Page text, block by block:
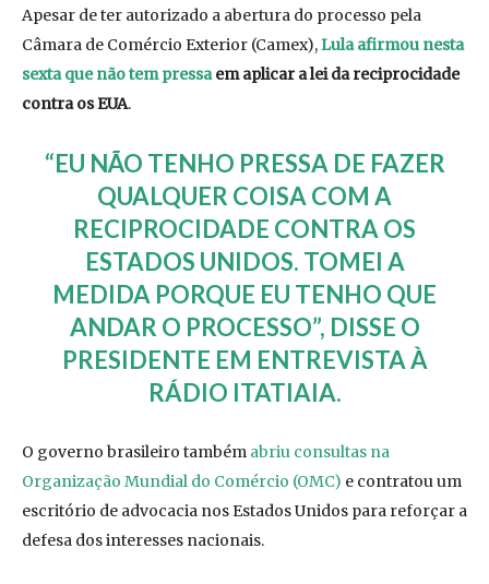
Apesar de ter autorizado a abertura do processo pela
Câmara de Comércio Exterior (Camex),Lula afirmou nesta
sexta que não tem pressaem aplicar a lei da reciprocidade
contra os EUA.
“EU NÃO TENHO PRESSA DE FAZER
QUALQUER COISA COM A
RECIPROCIDADE CONTRA OS
ESTADOS UNIDOS. TOMEI A
MEDIDA PORQUE EU TENHO QUE
ANDAR O PROCESSO”, DISSE O
PRESIDENTE EM ENTREVISTA À
RÁDIO ITATIAIA.
O governo brasileiro também abriu consultas na
Organização Mundial do Comércio (OMC) e contratou um
escritório de advocacia nos Estados Unidos para reforçar a
defesa dos interesses nacionais.